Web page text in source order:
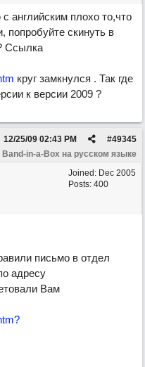
английским плохо то,что
попробуйте скинуть в
Ссылка
круг замкнулся . Так где
к версии 2009 ?
#49345
12/25/09 02:43 PM
in-a-Box на русском языке
Joined: Dec 2005
Posts: 400
письмо в отдел
адресу
Вам